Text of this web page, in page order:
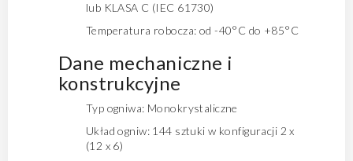
lub KLASA C (IEC 61730)
Temperatura robocza: od -40°C do +85°C
Dane mechaniczne i
konstrukcyjne
Typ ogniwa: Monokrystaliczne
Układ ogniw: 144 sztuki w konfiguracji 2 x
(12 x 6)